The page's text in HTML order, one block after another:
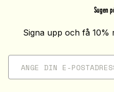
Sugen
Signa upp och få